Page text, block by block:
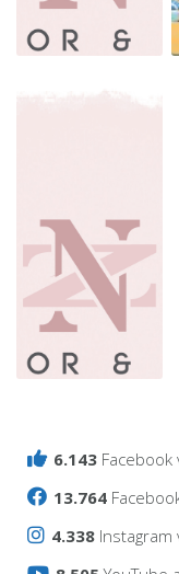
Vintage
6.143 Facebook
13.764
4.338 Instagram